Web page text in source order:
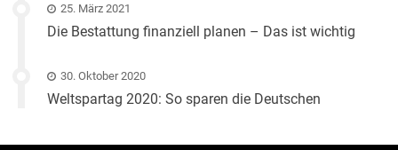
25. März 2021
Die Bestattung finanziell planen – Das ist wichtig
30. Oktober 2020
Weltspartag 2020: So sparen die Deutschen